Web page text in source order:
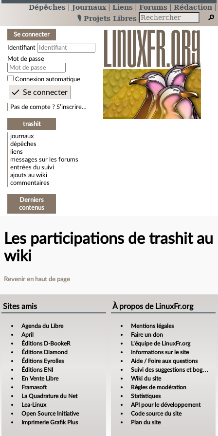
Dépêches Journaux Liens Forums
Rédaction
🎙️ Projets Libres
Se connecter
Identifiant
Mot de passe
Connexion automatique
Pas de compte ? S’inscrire…
trashit
journaux
dépêches
liens
messages sur les forums
entrées du suivi
ajouts au wiki
commentaires
Derniers
contenus
Les participations de trashit au
wiki
Revenir en haut de page
Sites amis
Agenda du Libre
April
Éditions D-BookeR
Éditions Diamond
Éditions Eyrolles
Éditions ENI
En Vente Libre
Framasoft
La Quadrature du Net
Lea-Linux
Open Source Initiative
Imprimerie Grafik Plus
À propos de LinuxFr.org
Mentions légales
Faire un don
L’équipe de LinuxFr.org
Informations sur le site
Aide / Foire aux questions
Suivi des suggestions et bogues
Wiki du site
Règles de modération
Statistiques
API pour le développement
Code source du site
Plan du site